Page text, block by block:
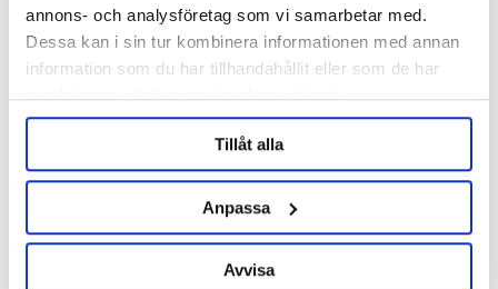
annons- och analysföretag som vi samarbetar med.
Dessa kan i sin tur kombinera informationen med annan
information som du har tillhandahållit eller som de har
samlat in när du har använt deras tjänster.
Tillåt alla
Anpassa
Avvisa
OTHERS ALSO BOUGHT